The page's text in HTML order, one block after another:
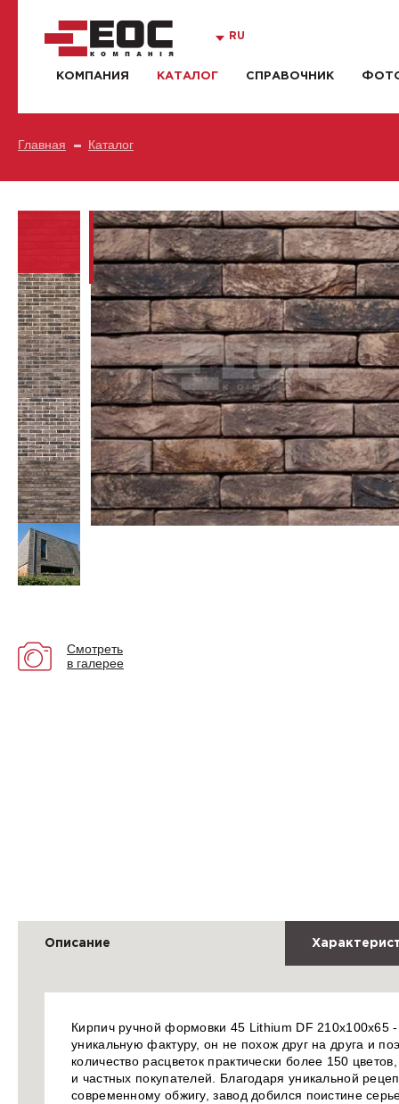
RU
КОМПАНИЯ КАТАЛОГ СПРАВОЧНИК
Главная Каталог
Смотреть
в галерее
Описание
Кирпич ручной формовки 45 Lithium DF 210x100x65
уникальную фактуру, он не похож друг на друга и
количество расцветок практически более 150
и частных покупателей. Благодаря уникальной
современному обжигу, завод добился поистине